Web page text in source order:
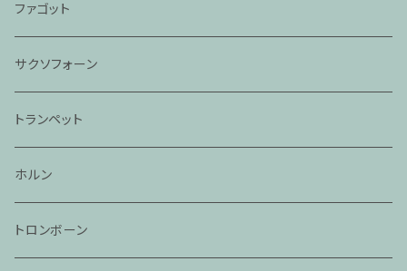
ファゴット
サクソフォーン
トランペット
ホルン
トロンボーン